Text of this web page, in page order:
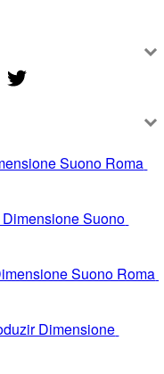
Suono Roma
Suono
Suono Roma
Dimensione